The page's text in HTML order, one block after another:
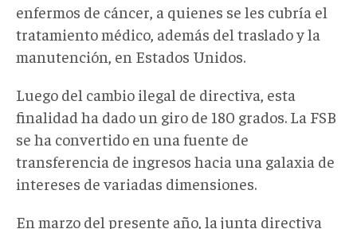
enfermos de cáncer, a quienes se les cubría el
tratamiento médico, además del traslado y la
manutención, en Estados Unidos.
Luego del cambio ilegal de directiva, esta
finalidad ha dado un giro de 180 grados. La FSB
se ha convertido en una fuente de
transferencia de ingresos hacia una galaxia de
intereses de variadas dimensiones.
En marzo del presente año, la junta directiva